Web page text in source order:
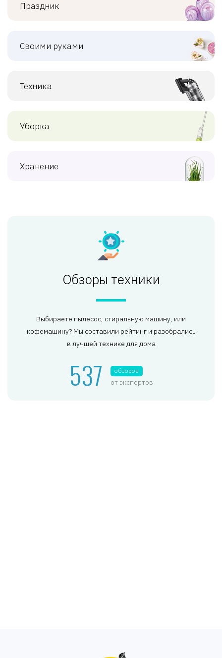
Праздник
Своими руками
Техника
Уборка
Хранение
Обзоры техники
Выбираете пылесос, стиральную машину, или
кофемашину? Мы составили рейтинг и разобрались
в лучшей технике для дома
537 обзоров
от экспертов